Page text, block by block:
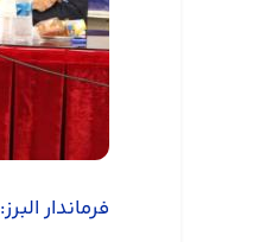
فرماندار البرز: